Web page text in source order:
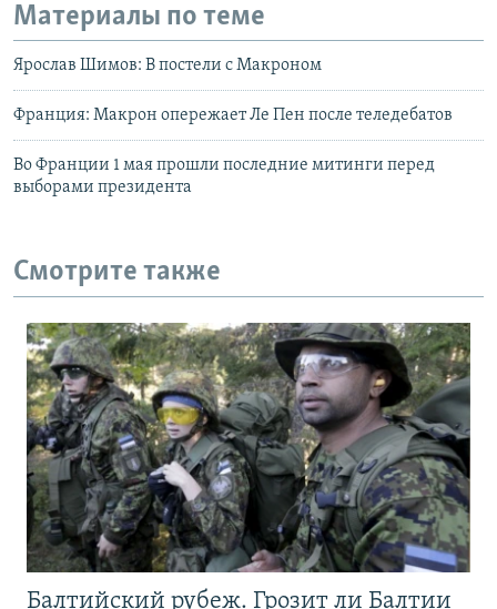
Материалы по теме
Ярослав Шимов: В постели с Макроном
Франция: Макрон опережает Ле Пен после теледебатов
Во Франции 1 мая прошли последние митинги перед
выборами президента
Смотрите также
Балтийский рубеж. Грозит ли Балтии